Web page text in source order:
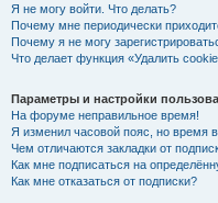
Я не могу войти. Что делать?
Почему мне периодически
Почему я не могу
Что делает функция «Удалить
Параметры и настройки
На форуме неправильное время!
Я изменил часовой пояс, но время
Чем отличаются закладки от
Как мне подписаться на
Как мне отказаться от подписки?